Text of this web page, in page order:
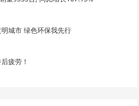
城市 绿色环保我先行
疲劳！